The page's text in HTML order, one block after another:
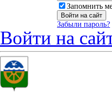
Запомнить
Забыли пароль?
Войти на